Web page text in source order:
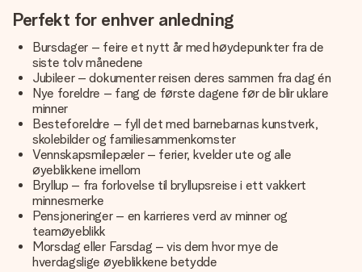
Perfekt for enhver anledning
Bursdager – feire et nytt år med høydepunkter fra de
siste tolv månedene
Jubileer – dokumenter reisen deres sammen fra dag én
Nye foreldre – fang de første dagene før de blir uklare
minner
Besteforeldre – fyll det med barnebarnas kunstverk,
skolebilder og familiesammenkomster
Vennskapsmilepæler – ferier, kvelder ute og alle
øyeblikkene imellom
Bryllup – fra forlovelse til bryllupsreise i ett vakkert
minnesmerke
Pensjoneringer – en karrieres verd av minner og
teamøyeblikk
Morsdag eller Farsdag – vis dem hvor mye de
hverdagslige øyeblikkene betydde